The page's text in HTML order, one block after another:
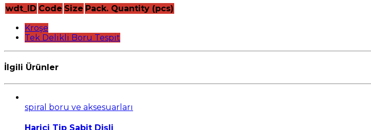
wdt_ID Code Size Pack. Quantity (pcs)
Kroşe
Tek Delikli Boru Tespit
İlgili Ürünler
spiral boru ve aksesuarları
Harici Tip Sabit Dişli